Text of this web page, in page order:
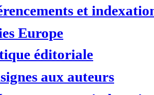
et
Europe
éditoriale
aux auteurs